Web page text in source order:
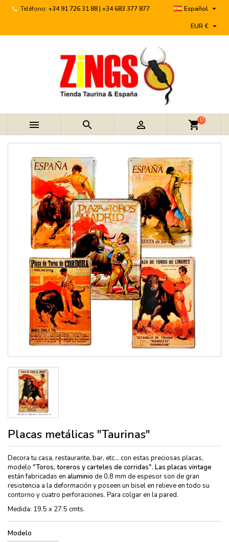
Teléfono: +34 91 726 31 88 | +34 683 377 877 Español 
EUR € 
   shopping_cart0
Placas metálicas "Taurinas"
Decora tu casa, restaurante, bar, etc... con estas preciosas placas,
modelo "Toros, toreros y carteles de corridas". Las placas vintage
están fabricadas en aluminio de 0,8 mm de espesor son de gran
resistencia a la deformación y poseen un bisel en relieve en todo su
contorno y cuatro perforaciones. Para colgar en la pared.
Medida: 19.5 x 27.5 cmts.
Modelo